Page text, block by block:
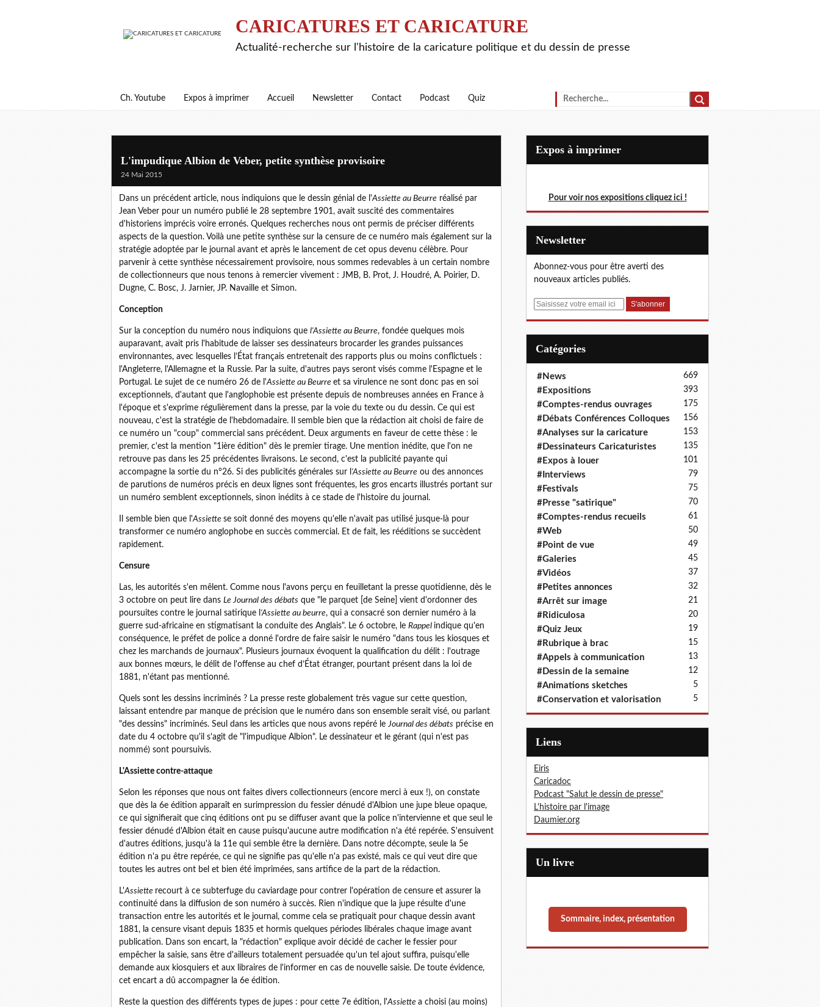
CARICATURES ET CARICATURE
Actualité-recherche sur l'histoire de la caricature politique et du dessin de presse
Ch. Youtube Expos à imprimer Accueil Newsletter Contact Podcast Quiz
L'impudique Albion de Veber, petite synthèse provisoire
24 Mai 2015
Dans un précédent article, nous indiquions que le dessin génial de l'Assiette au Beurre réalisé par
Jean Veber pour un numéro publié le 28 septembre 1901, avait suscité des commentaires
d'historiens imprécis voire erronés. Quelques recherches nous ont permis de préciser différents
aspects de la question. Voilà une petite synthèse sur la censure de ce numéro mais également sur la
stratégie adoptée par le journal avant et après le lancement de cet opus devenu célèbre. Pour
parvenir à cette synthèse nécessairement provisoire, nous sommes redevables à un certain nombre
de collectionneurs que nous tenons à remercier vivement : JMB, B. Prot, J. Houdré, A. Poirier, D.
Dugne, C. Bosc, J. Jarnier, JP. Navaille et Simon.
Conception
Sur la conception du numéro nous indiquions que l'Assiette au Beurre, fondée quelques mois
auparavant, avait pris l'habitude de laisser ses dessinateurs brocarder les grandes puissances
environnantes, avec lesquelles l’État français entretenait des rapports plus ou moins conflictuels :
l'Angleterre, l'Allemagne et la Russie. Par la suite, d'autres pays seront visés comme l'Espagne et le
Portugal. Le sujet de ce numéro 26 de l'Assiette au Beurre et sa virulence ne sont donc pas en soi
exceptionnels, d'autant que l'anglophobie est présente depuis de nombreuses années en France à
l'époque et s'exprime régulièrement dans la presse, par la voie du texte ou du dessin. Ce qui est
nouveau, c'est la stratégie de l'hebdomadaire. Il semble bien que la rédaction ait choisi de faire de
ce numéro un "coup" commercial sans précédent. Deux arguments en faveur de cette thèse : le
premier, c'est la mention "1ière édition" dès le premier tirage. Une mention inédite, que l'on ne
retrouve pas dans les 25 précédentes livraisons. Le second, c'est la publicité payante qui
accompagne la sortie du n°26. Si des publicités générales sur l 'Assiette au Beurre ou des annonces
de parutions de numéros précis en deux lignes sont fréquentes, les gros encarts illustrés portant sur
un numéro semblent exceptionnels, sinon inédits à ce stade de l'histoire du journal.
Il semble bien que l'Assiette se soit donné des moyens qu'elle n'avait pas utilisé jusque-là pour
transformer ce numéro anglophobe en succès commercial. Et de fait, les rééditions se succèdent
rapidement.
Censure
Las, les autorités s'en mêlent. Comme nous l'avons perçu en feuilletant la presse quotidienne, dès le
3 octobre on peut lire dans Le Journal des débats que "le parquet [de Seine] vient d'ordonner des
poursuites contre le journal satirique l 'Assiette au beurre, qui a consacré son dernier numéro à la
guerre sud-africaine en stigmatisant la conduite des Anglais". Le 6 octobre, le Rappel indique qu'en
conséquence, le préfet de police a donné l'ordre de faire saisir le numéro "dans tous les kiosques et
chez les marchands de journaux". Plusieurs journaux évoquent la qualification du délit : l'outrage
aux bonnes mœurs, le délit de l'offense au chef d’État étranger, pourtant présent dans la loi de
1881, n'étant pas mentionné.
Quels sont les dessins incriminés ? La presse reste globalement très vague sur cette question,
laissant entendre par manque de précision que le numéro dans son ensemble serait visé, ou parlant
"des dessins" incriminés. Seul dans les articles que nous avons repéré leJournal des débats précise en
date du 4 octobre qu'il s'agit de "l'impudique Albion". Le dessinateur et le gérant (qui n'est pas
nommé) sont poursuivis.
L'Assiette contre-attaque
Selon les réponses que nous ont faites divers collectionneurs (encore merci à eux !), on constate
que dès la 6e édition apparaît en surimpression du fessier dénudé d'Albion une jupe bleue opaque,
ce qui signifierait que cinq éditions ont pu se diffuser avant que la police n'intervienne et que seul le
fessier dénudé d'Albion était en cause puisqu'aucune autre modification n'a été repérée. S'ensuivent
d'autres éditions, jusqu'à la 11e qui semble être la dernière. Dans notre décompte, seule la 5e
édition n'a pu être repérée, ce qui ne signifie pas qu'elle n'a pas existé, mais ce qui veut dire que
toutes les autres ont bel et bien été imprimées, sans artifice de la part de la rédaction.
L'Assiette recourt à ce subterfuge du caviardage pour contrer l'opération de censure et assurer la
continuité dans la diffusion de son numéro à succès. Rien n'indique que la jupe résulte d'une
transaction entre les autorités et le journal, comme cela se pratiquait pour chaque dessin avant
1881, la censure visant depuis 1835 et hormis quelques périodes libérales chaque image avant
publication. Dans son encart, la "rédaction" explique avoir décidé de cacher le fessier pour
empêcher la saisie, sans être d'ailleurs totalement persuadée qu'un tel ajout suffira, puisqu'elle
demande aux kiosquiers et aux libraires de l'informer en cas de nouvelle saisie. De toute évidence,
cet encart a dû accompagner la 6e édition.
Reste la question des différents types de jupes : pour cette 7e édition, l'Assiette a choisi (au moins)
Expos à imprimer
Pour voir nos expositions cliquez ici !
Newsletter
Abonnez-vous pour être averti des
nouveaux articles publiés.
E
Catégories
#News 669
#Expositions 393
#Comptes-rendus ouvrages 175
#Débats Conférences Colloques 156
#Analyses sur la caricature 153
#Dessinateurs Caricaturistes 135
#Expos à louer 101
#Interviews 79
#Festivals 75
#Presse "satirique" 70
#Comptes-rendus recueils 61
#Web 50
#Point de vue 49
#Galeries 45
#Vidéos 37
#Petites annonces 32
#Arrêt sur image 21
#Ridiculosa 20
#Quiz Jeux 19
#Rubrique à brac 15
#Appels à communication 13
#Dessin de la semaine 12
#Animations sketches 5
#Conservation et valorisation 5
Liens
Eiris
Caricadoc
Podcast "Salut le dessin de presse"
L'histoire par l'image
Daumier.org
Un livre
Sommaire, index, présentation